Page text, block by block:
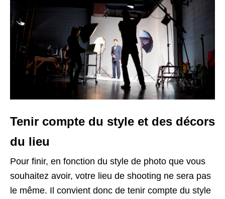
Tenir compte du style et des décors
du lieu
Pour finir, en fonction du style de photo que vous
souhaitez avoir, votre lieu de shooting ne sera pas
le même. Il convient donc de tenir compte du style